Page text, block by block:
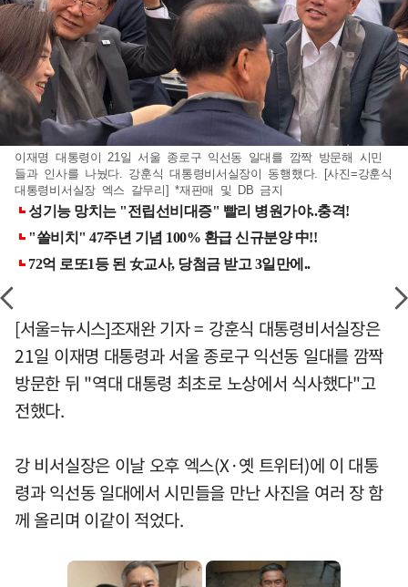
이재명 대통령이 21일 서울 종로구 익선동 일대를 깜짝 방문해 시민
들과 인사를 나눴다. 강훈식 대통령비서실장이 동행했다. [사진=강훈식
대통령비서실장 엑스 갈무리] *재판매 및 DB 금지
[서울=뉴시스]조재완 기자 = 강훈식 대통령비서실장은
21일 이재명 대통령과 서울 종로구 익선동 일대를 깜짝
방문한 뒤 "역대 대통령 최초로 노상에서 식사했다"고
전했다.
강 비서실장은 이날 오후 엑스(X·옛 트위터)에 이 대통
령과 익선동 일대에서 시민들을 만난 사진을 여러 장 함
께 올리며 이같이 적었다.